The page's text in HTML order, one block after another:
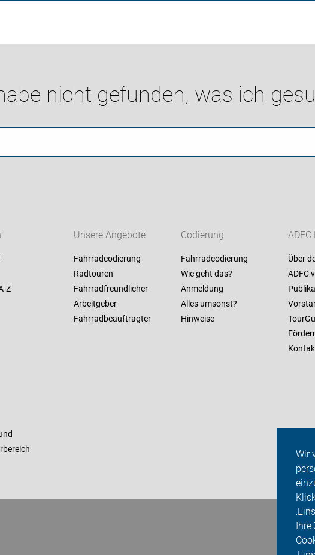
Wir
Ihre
nicht gefunden, was ich
Z
Unsere Angebote
Fahrradcodierung
Radtouren
Fahrradfreundlicher
Arbeitgeber
Fahrradbeauftragter
Codierung
Fahrradcodierung
Wie geht das?
Anmeldung
Alles umsonst?
Hinweise
Über
ADFC